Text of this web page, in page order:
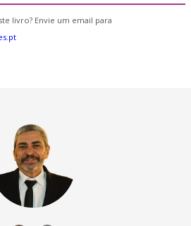
livro? Envie um email para